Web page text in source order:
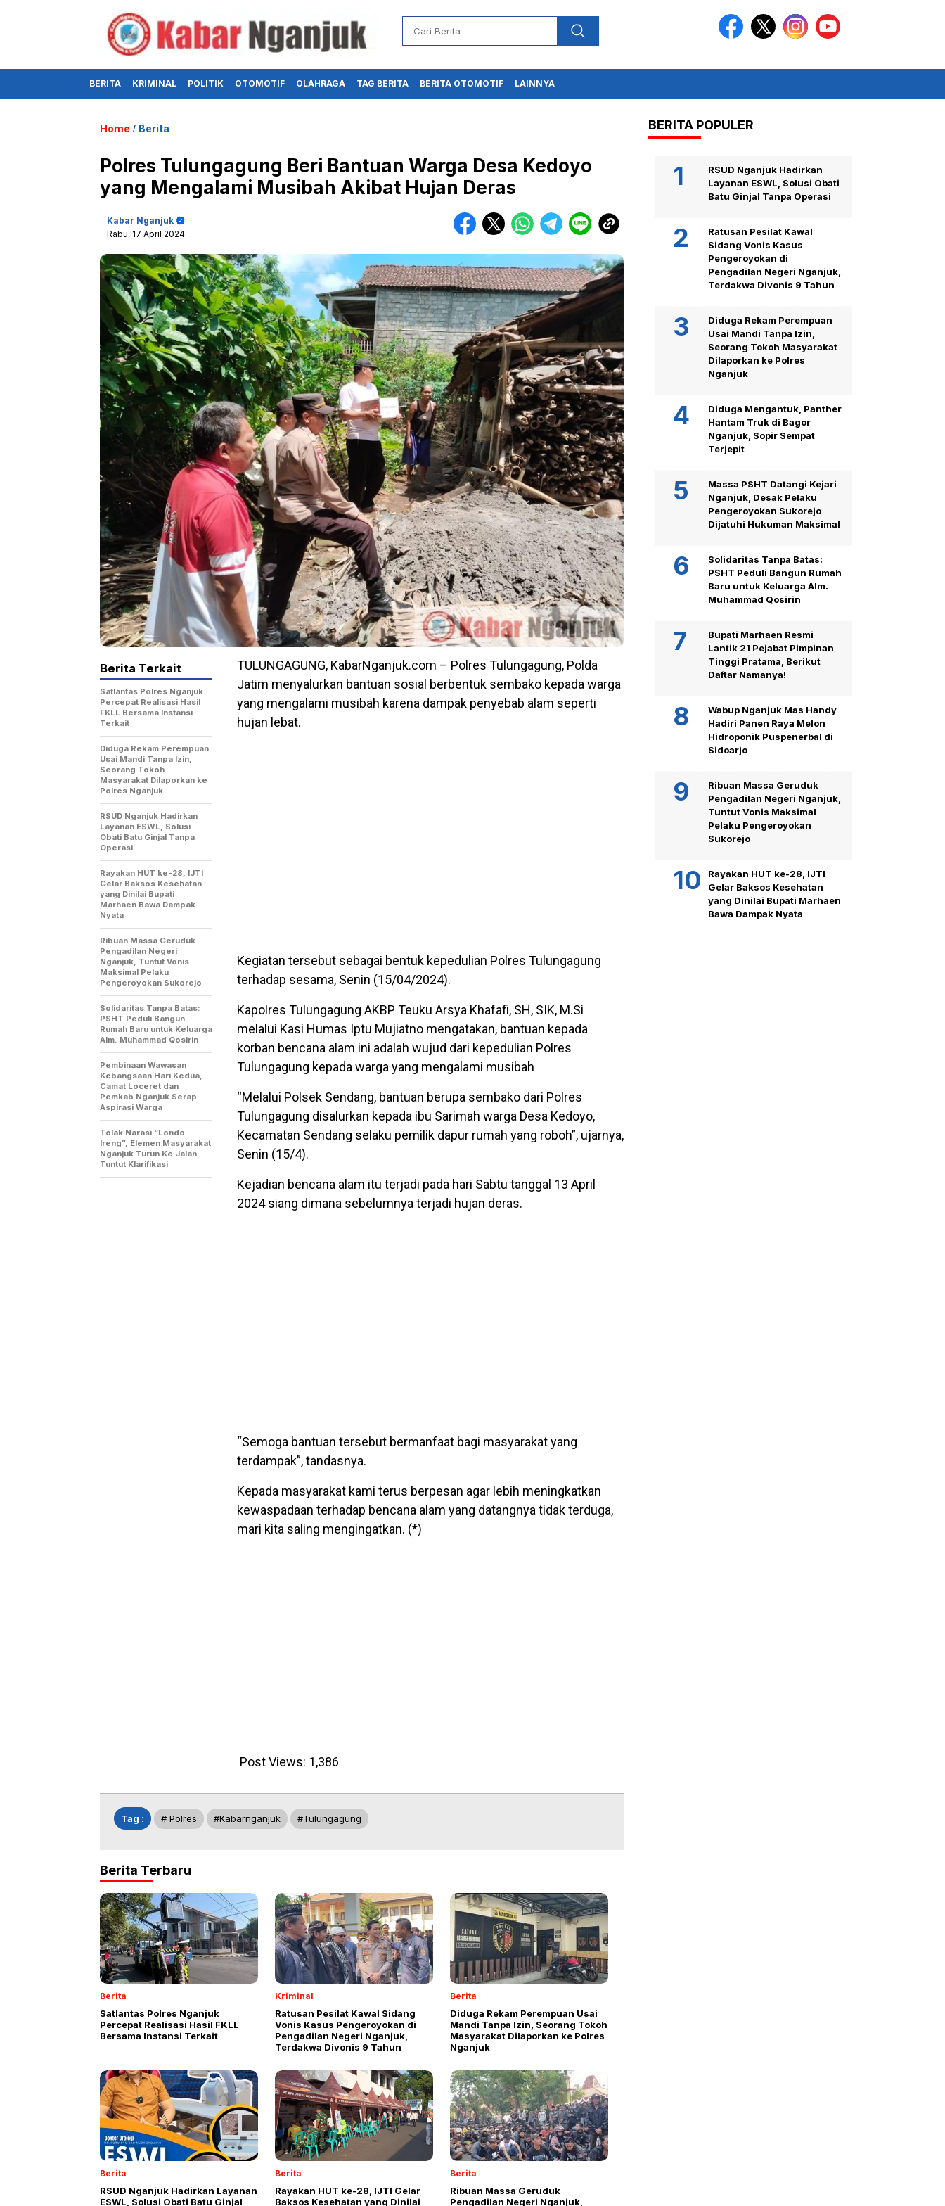
BERITA KRIMINAL POLITIK OTOMOTIF OLAHRAGA TAG BERITA BERITA OTOMOTIF LAINNYA
Home / Berita
Polres Tulungagung Beri Bantuan Warga Desa Kedoyo
yang Mengalami Musibah Akibat Hujan Deras
Kabar Nganjuk
Rabu, 17 April 2024
TULUNGAGUNG, KabarNganjuk.com – Polres Tulungagung, Polda
Jatim menyalurkan bantuan sosial berbentuk sembako kepada warga
yang mengalami musibah karena dampak penyebab alam seperti
hujan lebat.
Kegiatan tersebut sebagai bentuk kepedulian Polres Tulungagung
terhadap sesama, Senin (15/04/2024).
Kapolres Tulungagung AKBP Teuku Arsya Khafafi, SH, SIK, M.Si
melalui Kasi Humas Iptu Mujiatno mengatakan, bantuan kepada
korban bencana alam ini adalah wujud dari kepedulian Polres
Tulungagung kepada warga yang mengalami musibah
“Melalui Polsek Sendang, bantuan berupa sembako dari Polres
Tulungagung disalurkan kepada ibu Sarimah warga Desa Kedoyo,
Kecamatan Sendang selaku pemilik dapur rumah yang roboh”, ujarnya,
Senin (15/4).
Kejadian bencana alam itu terjadi pada hari Sabtu tanggal 13 April
2024 siang dimana sebelumnya terjadi hujan deras.
“Semoga bantuan tersebut bermanfaat bagi masyarakat yang
terdampak”, tandasnya.
Kepada masyarakat kami terus berpesan agar lebih meningkatkan
kewaspadaan terhadap bencana alam yang datangnya tidak terduga,
mari kita saling mengingatkan. (*)
Post Views: 1,386
Berita Terkait
Satlantas Polres Nganjuk
Percepat Realisasi Hasil
FKLL Bersama Instansi
Terkait
Diduga Rekam Perempuan
Usai Mandi Tanpa Izin,
Seorang Tokoh
Masyarakat Dilaporkan ke
Polres Nganjuk
RSUD Nganjuk Hadirkan
Layanan ESWL, Solusi
Obati Batu Ginjal Tanpa
Operasi
Rayakan HUT ke-28, IJTI
Gelar Baksos Kesehatan
yang Dinilai Bupati
Marhaen Bawa Dampak
Nyata
Ribuan Massa Geruduk
Pengadilan Negeri
Nganjuk, Tuntut Vonis
Maksimal Pelaku
Pengeroyokan Sukorejo
Solidaritas Tanpa Batas:
PSHT Peduli Bangun
Rumah Baru untuk Keluarga
Alm. Muhammad Qosirin
Pembinaan Wawasan
Kebangsaan Hari Kedua,
Camat Loceret dan
Pemkab Nganjuk Serap
Aspirasi Warga
Tolak Narasi “Londo
Ireng”, Elemen Masyarakat
Nganjuk Turun Ke Jalan
Tuntut Klarifikasi
Tag : # Polres #kabarnganjuk #tulungagung
Berita Terbaru
Berita
Satlantas Polres Nganjuk
Percepat Realisasi Hasil FKLL
Bersama Instansi Terkait
Kriminal
Ratusan Pesilat Kawal Sidang
Vonis Kasus Pengeroyokan di
Pengadilan Negeri Nganjuk,
Terdakwa Divonis 9 Tahun
Berita
Diduga Rekam Perempuan Usai
Mandi Tanpa Izin, Seorang Tokoh
Masyarakat Dilaporkan ke Polres
Nganjuk
Berita
RSUD Nganjuk Hadirkan Layanan
ESWL, Solusi Obati Batu Ginjal
Berita
Rayakan HUT ke-28, IJTI Gelar
Baksos Kesehatan yang Dinilai
Berita
Ribuan Massa Geruduk
Pengadilan Negeri Nganjuk,
BERITA POPULER
RSUD Nganjuk Hadirkan
Layanan ESWL, Solusi Obati
Batu Ginjal Tanpa Operasi
Ratusan Pesilat Kawal
Sidang Vonis Kasus
Pengeroyokan di
Pengadilan Negeri Nganjuk,
Terdakwa Divonis 9 Tahun
Diduga Rekam Perempuan
Usai Mandi Tanpa Izin,
Seorang Tokoh Masyarakat
Dilaporkan ke Polres
Nganjuk
Diduga Mengantuk, Panther
Hantam Truk di Bagor
Nganjuk, Sopir Sempat
Terjepit
Massa PSHT Datangi Kejari
Nganjuk, Desak Pelaku
Pengeroyokan Sukorejo
Dijatuhi Hukuman Maksimal
Solidaritas Tanpa Batas:
PSHT Peduli Bangun Rumah
Baru untuk Keluarga Alm.
Muhammad Qosirin
Bupati Marhaen Resmi
Lantik 21 Pejabat Pimpinan
Tinggi Pratama, Berikut
Daftar Namanya!
Wabup Nganjuk Mas Handy
Hadiri Panen Raya Melon
Hidroponik Puspenerbal di
Sidoarjo
Ribuan Massa Geruduk
Pengadilan Negeri Nganjuk,
Tuntut Vonis Maksimal
Pelaku Pengeroyokan
Sukorejo
Rayakan HUT ke-28, IJTI
Gelar Baksos Kesehatan
yang Dinilai Bupati Marhaen
Bawa Dampak Nyata